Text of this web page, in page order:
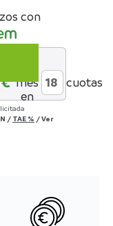
con
€*mes
en
cuotas
/ TAE % /Ver